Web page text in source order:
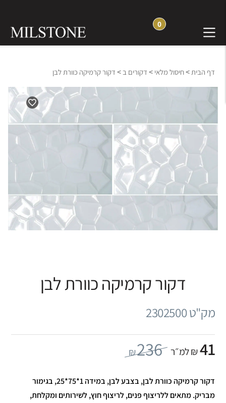
0
דף הבית>חיסול מלאי > דקורים ב> דקור קרמיקה כוורת לבן
דקור קרמיקה כוורת לבן
מק"ט 2302500
41₪ למ״ר 236
₪
דקור קרמיקה כוורת לבן, בצבע לבן, במידה 1*75*25, בגימור
מבריק. מתאים ללריצוף פנים, לריצוף חוץ, לשירותים ומקלחת,